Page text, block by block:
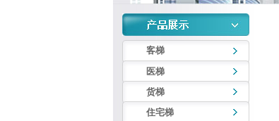
客梯
医梯
货梯
住宅梯